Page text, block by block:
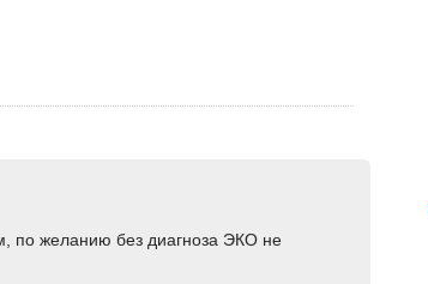
по желанию без диагноза ЭКО не